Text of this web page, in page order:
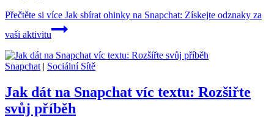
Přečtěte si více Jak sbírat ohinky na Snapchat: Získejte odznaky za
vaši aktivitu
Snapchat | Sociální Sítě
Jak dát na Snapchat víc textu: Rozšiřte
svůj příběh